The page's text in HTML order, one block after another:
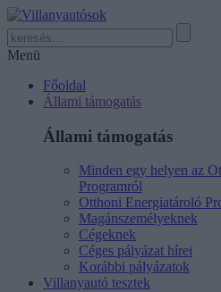
Menü
Főoldal
Állami támogatás
Állami támogatás
Minden egy helyen az
Programról
Otthoni Energiatároló
Magánszemélyeknek
Cégeknek
Céges pályázat hírei
Korábbi pályázatok
Villanyautó tesztek